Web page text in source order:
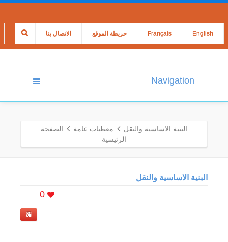
الاتصال بنا خريطة الموقع Français English
Navigation
البنية الاساسية والنقل معطيات عامة
الصفحة
الرئيسية
البنية الاساسية والنقل